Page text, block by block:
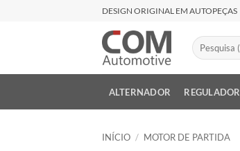
DESIGN ORIGINAL EM AUTOPEÇAS
Pesquisar
por:
ALTERNADOR REGULADOR
INÍCIO / MOTOR DE PARTIDA